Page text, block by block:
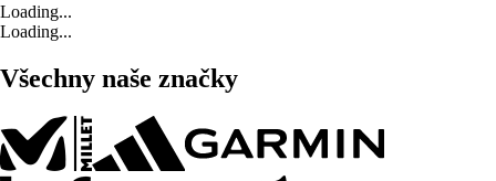
Loading...
Loading...
Všechny naše značky